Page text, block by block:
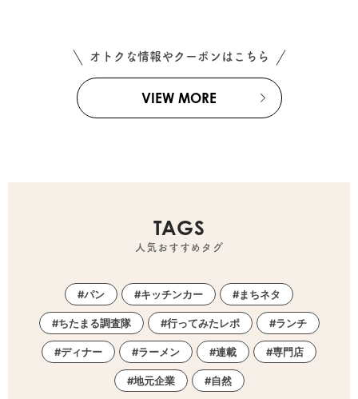
オトクな情報やクーポンはこちら
VIEW MORE
TAGS
人気おすすめタグ
パン キッチンカー まちネタ
ちたまる調査隊 行ってみたレポ ランチ
ディナー ラーメン 連載 専門店
地元企業 自然